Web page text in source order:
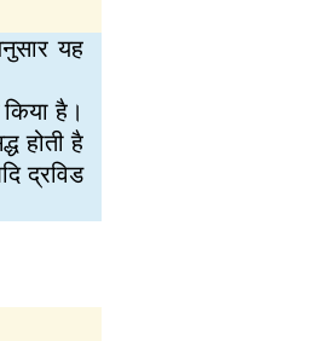
यह
है।
होती है
द्रविड